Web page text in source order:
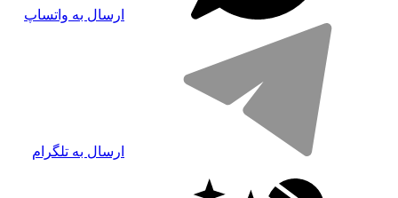
ارسال به واتساپ
ارسال به تلگرام